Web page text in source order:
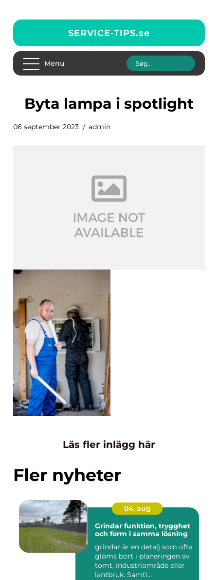
SERVICE-TIPS.se
Menu
byta lampa i spotlight
06 september 2023 admin
Läs fler inlägg här
Fler nyheter
04. aug
Grindar funktion, trygghet
och form i samma lösning
grindar är en detalj som ofta
glöms bort i planeringen av
tomt, industriområde eller
lantbruk. Samti...